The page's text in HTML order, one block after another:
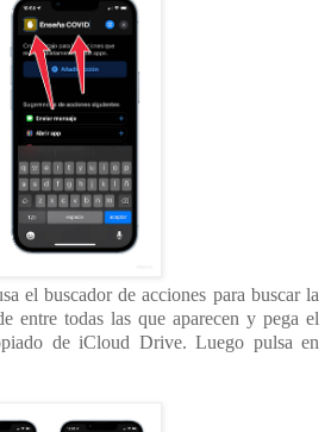
el buscador de acciones para buscar la
entre todas las que aparecen y pega el
de iCloud Drive. Luego pulsa en